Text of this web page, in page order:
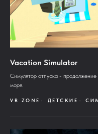
Vacation Simulator
Симулятор отпуска -
моря.
VR ZONE ДЕТСКИЕ